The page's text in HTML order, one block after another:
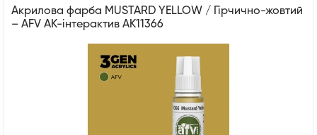
Акрилова фарба MUSTARD YELLOW / Гірчично-жовтий
– AFV АК-інтерактив AK11366